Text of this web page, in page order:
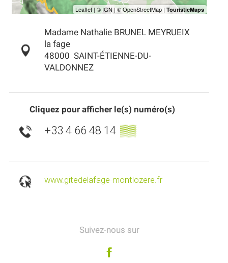
Madame Nathalie BRUNEL MEYRUEIX
la fage
48000 SAINT-ÉTIENNE-DU-
VALDONNEZ
Cliquez pour afficher le(s) numéro(s)
+33 4 66 48 14 ▒▒
www.gitedelafage-montlozere.fr
Suivez-nous sur